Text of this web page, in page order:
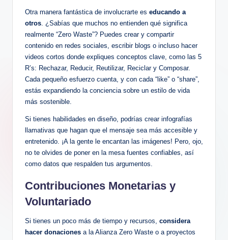
Otra manera fantástica de involucrarte es educando a
otros. ¿Sabías que muchos no entienden qué significa
realmente “Zero Waste”? Puedes crear y compartir
contenido en redes sociales, escribir blogs o incluso hacer
videos cortos donde expliques conceptos clave, como las 5
R’s: Rechazar, Reducir, Reutilizar, Reciclar y Composar.
Cada pequeño esfuerzo cuenta, y con cada “like” o “share”,
estás expandiendo la conciencia sobre un estilo de vida
más sostenible.
Si tienes habilidades en diseño, podrías crear infografías
llamativas que hagan que el mensaje sea más accesible y
entretenido. ¡A la gente le encantan las imágenes! Pero, ojo,
no te olvides de poner en la mesa fuentes confiables, así
como datos que respalden tus argumentos.
Contribuciones Monetarias y
Voluntariado
Si tienes un poco más de tiempo y recursos, considera
hacer donaciones a la Alianza Zero Waste o a proyectos